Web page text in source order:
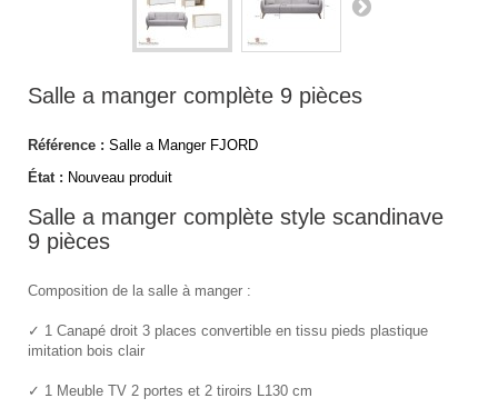
Salle a manger complète 9 pièces
Référence : Salle a Manger FJORD
État : Nouveau produit
Salle a manger complète style scandinave
9 pièces
Composition de la salle à manger :
✓ 1 Canapé droit 3 places convertible en tissu pieds plastique
imitation bois clair
✓ 1 Meuble TV 2 portes et 2 tiroirs L130 cm